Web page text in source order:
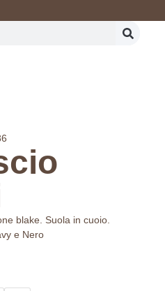
blake. Suola in cuoio.
e Nero